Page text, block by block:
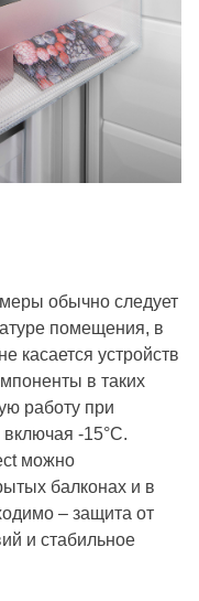
обычно следует
помещения, в
касается устройств
в таких
работу при
-15°C.
можно
балконах и в
– защита от
и стабильное